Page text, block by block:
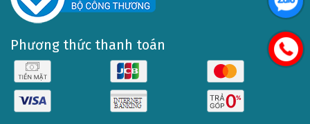
Phương thức thanh toán